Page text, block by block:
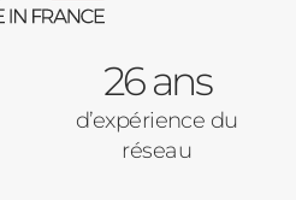
26 ans
d’expérience du
réseau